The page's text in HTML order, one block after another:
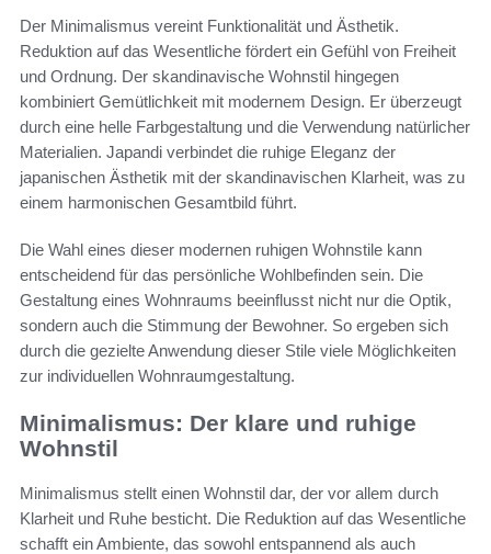
Der Minimalismus vereint Funktionalität und Ästhetik.
Reduktion auf das Wesentliche fördert ein Gefühl von Freiheit
und Ordnung. Der skandinavische Wohnstil hingegen
kombiniert Gemütlichkeit mit modernem Design. Er überzeugt
durch eine helle Farbgestaltung und die Verwendung natürlicher
Materialien. Japandi verbindet die ruhige Eleganz der
japanischen Ästhetik mit der skandinavischen Klarheit, was zu
einem harmonischen Gesamtbild führt.
Die Wahl eines dieser modernen ruhigen Wohnstile kann
entscheidend für das persönliche Wohlbefinden sein. Die
Gestaltung eines Wohnraums beeinflusst nicht nur die Optik,
sondern auch die Stimmung der Bewohner. So ergeben sich
durch die gezielte Anwendung dieser Stile viele Möglichkeiten
zur individuellen Wohnraumgestaltung.
Minimalismus: Der klare und ruhige
Wohnstil
Minimalismus stellt einen Wohnstil dar, der vor allem durch
Klarheit und Ruhe besticht. Die Reduktion auf das Wesentliche
schafft ein Ambiente, das sowohl entspannend als auch